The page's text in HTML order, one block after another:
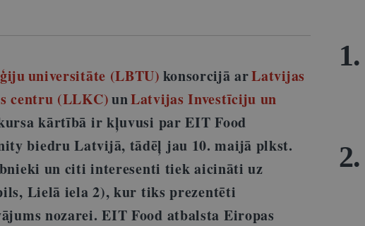
universitāte (LBTU) konsorcijā arLatvijas
centru (LLKC)unLatvijas Investīciju un
kārtībā ir kļuvusi par EIT Food
biedru Latvijā, tādēļ jau 10. maijā plkst.
un citi interesenti tiek aicināti uz
Lielā iela 2), kur tiks prezentēti
nozarei. EIT Food atbalsta Eiropas
1.
2.